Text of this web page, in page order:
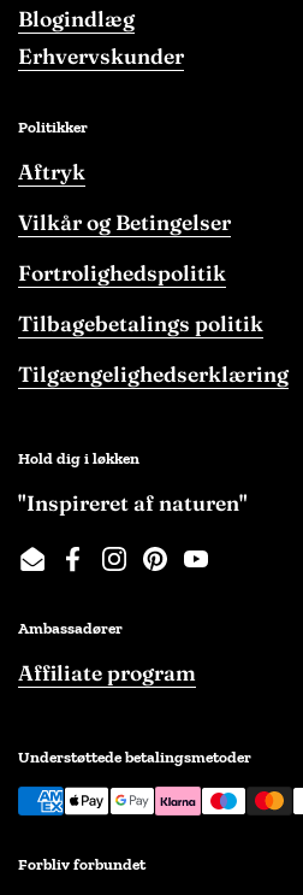
Blogindlæg
Erhvervskunder
Politikker
Aftryk
Vilkår og Betingelser
Fortrolighedspolitik
Tilbagebetalings politik
Tilgængelighedserklæring
Hold dig i løkken
"Inspireret af naturen"
EmailFacebook
Instagram
PinterestYouTube
Ambassadører
Affiliate program
Understøttede betalingsmetoder
Forbliv forbundet